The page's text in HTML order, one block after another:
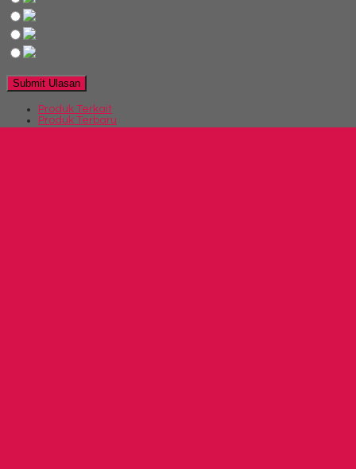
Produk Terkait
Produk Terbaru